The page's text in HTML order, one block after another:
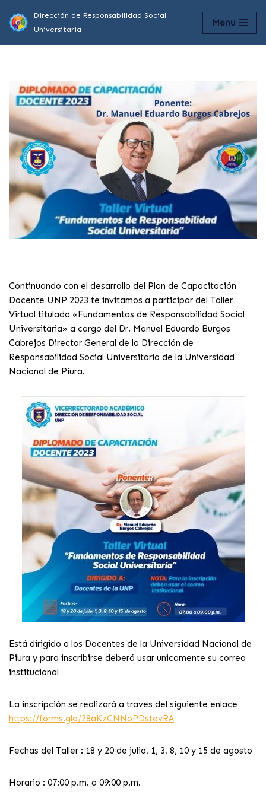
Saltar
al
Dirección de Responsabilidad Social
Universitaria
Menu
Continuando con el desarrollo del Plan de Capacitación
Docente UNP 2023 te invitamos a participar del Taller
Virtual titulado «Fundamentos de Responsabilidad Social
Universitaria» a cargo del Dr. Manuel Eduardo Burgos
Cabrejos Director General de la Dirección de
Responsabilidad Social Universitaria de la Universidad
Nacional de Piura.
Está dirigido a los Docentes de la Universidad Nacional de
Piura y para inscribirse deberá usar unicamente su correo
institucional
La inscripción se realizará a traves del siguiente enlace
https://forms.gle/28aKzCNNoPDstevRA
Fechas del Taller : 18 y 20 de julio, 1, 3, 8, 10 y 15 de agosto
Horario : 07:00 p.m. a 09:00 p.m.